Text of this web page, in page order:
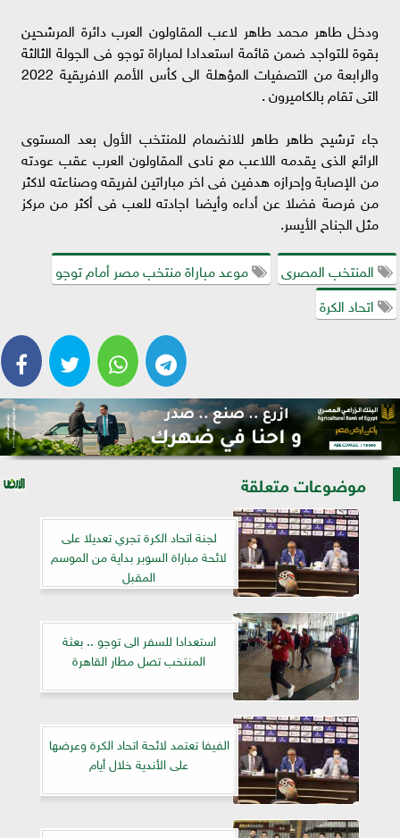
ودخل طاهر محمد طاهر لاعب المقاولون العرب دائرة المرشحين
بقوة للتواجد ضمن قائمة استعدادا لمباراة توجو فى الجولة الثالثة
والرابعة من التصفيات المؤهلة الى كأس الأمم الافريقية 2022
التى تقام بالكاميرون .
جاء ترشيح طاهر طاهر للانضمام للمنتخب الأول بعد المستوى
الرائع الذى يقدمه اللاعب مع نادى المقاولون العرب عقب عودته
من الإصابة وإحرازه هدفين فى اخر مباراتين لفريقه وصناعته لاكثر
من فرصة فضلا عن أداءه وأيضا اجادته للعب فى أكثر من مركز
مثل الجناح الأيسر.
المنتخب المصرى
موعد مباراة منتخب مصر أمام توجو
اتحاد الكرة
موضوعات متعلقة
لجنة اتحاد الكرة تجري تعديلا على
لائحة مباراة السوبر بداية من الموسم
المقبل
استعدادا للسفر الى توجو .. بعثة
المنتخب تصل مطار القاهرة
الفيفا تعتمد لائحة اتحاد الكرة وعرضها
على الأندية خلال أيام